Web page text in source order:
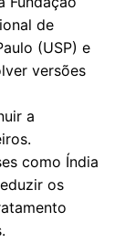
de
(USP) e
versões
a
como Índia
os